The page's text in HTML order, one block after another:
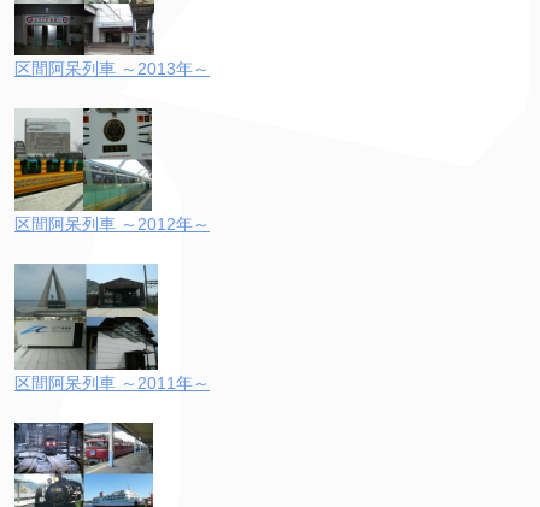
区間阿呆列車 ～2013年～
区間阿呆列車 ～2012年～
区間阿呆列車 ～2011年～